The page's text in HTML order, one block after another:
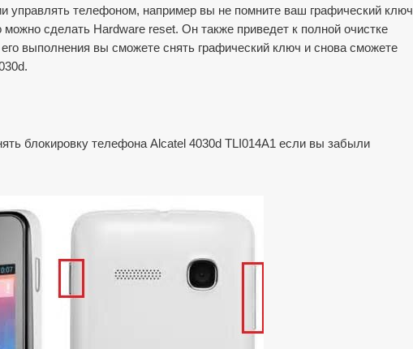
управлять телефоном, например вы не помните ваш графический ключ
сделать Hardware reset. Он также приведет к полной очистке
выполнения вы сможете снять графический ключ и снова сможете
блокировку телефона Alcatel 4030d TLI014A1 если вы забыли